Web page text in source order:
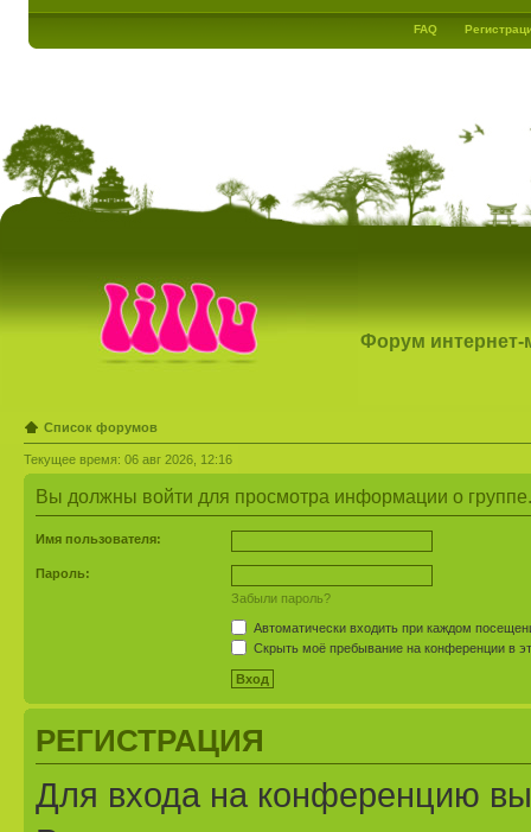
FAQ
Форум интернет-
Список форумов
Текущее время: 06 авг 2026, 12:16
Вы должны войти для просмотра информации о группе.
Имя пользователя:
Пароль:
Забыли пароль?
Автоматически входить при каждом
Скрыть моё пребывание на конференции в
РЕГИСТРАЦИЯ
Для входа на конференцию